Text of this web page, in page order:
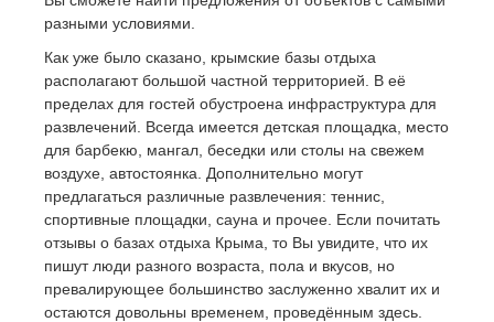
разными условиями.
Как уже было сказано, крымские базы отдыха
располагают большой частной территорией. В её
пределах для гостей обустроена инфраструктура для
развлечений. Всегда имеется детская площадка, место
для барбекю, мангал, беседки или столы на свежем
воздухе, автостоянка. Дополнительно могут
предлагаться различные развлечения: теннис,
спортивные площадки, сауна и прочее. Если почитать
отзывы о базах отдыха Крыма, то Вы увидите, что их
пишут люди разного возраста, пола и вкусов, но
превалирующее большинство заслуженно хвалит их и
остаются довольны временем, проведённым здесь.